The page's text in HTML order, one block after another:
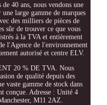
de 40 ans, nous vendons une
large gamme de marques
des milliers de pièces de
sûr de trouver ce que vous
à la TVA et entièrement
l'Agence de l'environnement
autorisé et centre ELV.
20 % DE TVA. Nous
de qualité depuis des
vaste gamme de stock dans
conçue. Adresse : Unité 4
M11 2AZ.